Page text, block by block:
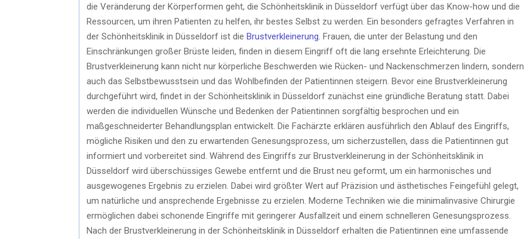
die Veränderung der Körperformen geht, die Schönheitsklinik in Düsseldorf verfügt über das Know-how und die
Ressourcen, um ihren Patienten zu helfen, ihr bestes Selbst zu werden. Ein besonders gefragtes Verfahren in
der Schönheitsklinik in Düsseldorf ist die Brustverkleinerung . Frauen, die unter der Belastung und den
Einschränkungen großer Brüste leiden, finden in diesem Eingriff oft die lang ersehnte Erleichterung. Die
Brustverkleinerung kann nicht nur körperliche Beschwerden wie Rücken- und Nackenschmerzen lindern, sondern
auch das Selbstbewusstsein und das Wohlbefinden der Patientinnen steigern. Bevor eine Brustverkleinerung
durchgeführt wird, findet in der Schönheitsklinik in Düsseldorf zunächst eine gründliche Beratung statt. Dabei
werden die individuellen Wünsche und Bedenken der Patientinnen sorgfältig besprochen und ein
maßgeschneiderter Behandlungsplan entwickelt. Die Fachärzte erklären ausführlich den Ablauf des Eingriffs,
mögliche Risiken und den zu erwartenden Genesungsprozess, um sicherzustellen, dass die Patientinnen gut
informiert und vorbereitet sind. Während des Eingriffs zur Brustverkleinerung in der Schönheitsklinik in
Düsseldorf wird überschüssiges Gewebe entfernt und die Brust neu geformt, um ein harmonisches und
ausgewogenes Ergebnis zu erzielen. Dabei wird größter Wert auf Präzision und ästhetisches Feingefühl gelegt,
um natürliche und ansprechende Ergebnisse zu erzielen. Moderne Techniken wie die minimalinvasive Chirurgie
ermöglichen dabei schonende Eingriffe mit geringerer Ausfallzeit und einem schnelleren Genesungsprozess.
Nach der Brustverkleinerung in der Schönheitsklinik in Düsseldorf erhalten die Patientinnen eine umfassende